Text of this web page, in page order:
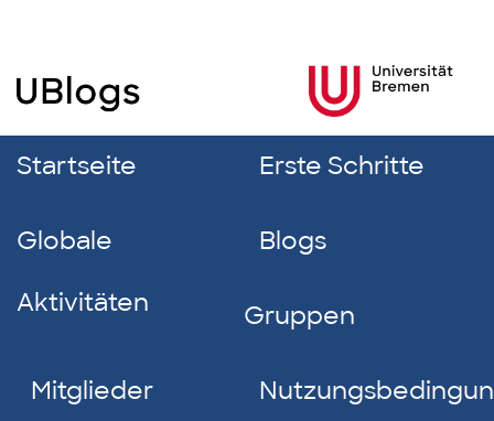
Startseite Erste Schritte
Globale
Aktivitäten
Blogs
Gruppen
Mitglieder